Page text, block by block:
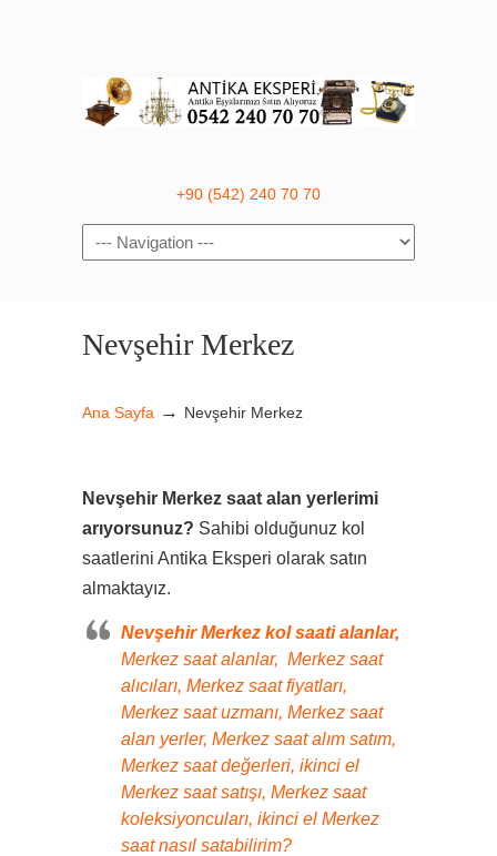
+90 (542) 240 70 70
Navigation
Nevşehir Merkez
Ana Sayfa → Nevşehir Merkez
Nevşehir Merkez saat alan yerlerimi
arıyorsunuz? Sahibi olduğunuz kol
saatlerini Antika Eksperi olarak satın
almaktayız.
Nevşehir Merkez kol saati alanlar,
Merkez saat alanlar, Merkez saat
alıcıları, Merkez saat fiyatları,
Merkez saat uzmanı, Merkez saat
alan yerler, Merkez saat alım satım,
Merkez saat değerleri, ikinci el
Merkez saat satışı, Merkez saat
koleksiyoncuları, ikinci el Merkez
saat nasıl satabilirim?